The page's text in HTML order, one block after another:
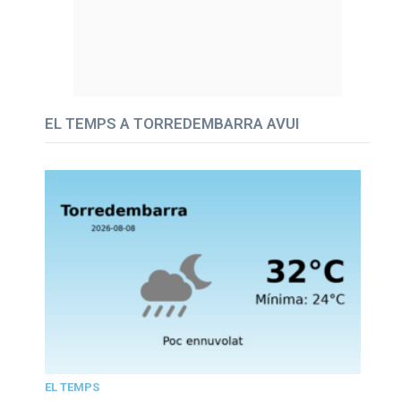
EL TEMPS A TORREDEMBARRA AVUI
EL TEMPS